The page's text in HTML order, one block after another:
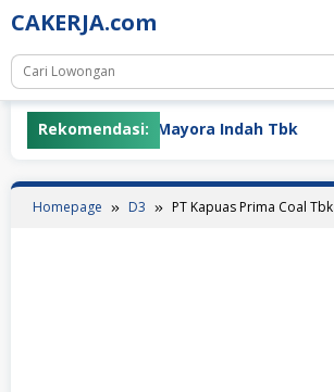
Skip
to
content
CAKERJA.com
Rekomendasi:PT Mayora Indah Tbk
Homepage D3 PT Kapuas Prima Coal Tbk